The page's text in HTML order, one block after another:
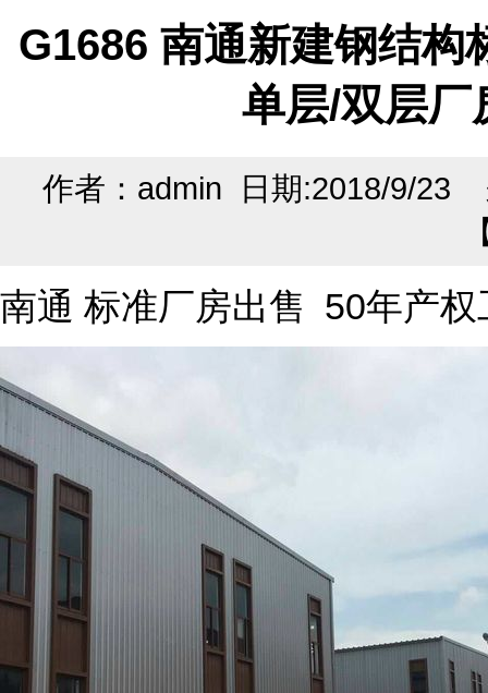
G1686 南通新建钢结构
单层/双层厂
作者：admin 日期:2018/9/23
南通 标准厂房出售 50年产